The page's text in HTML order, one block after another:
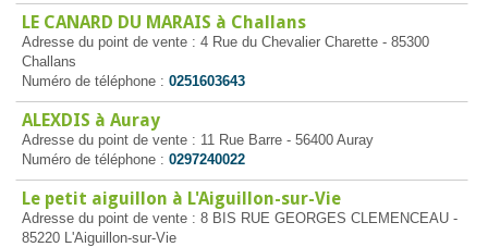
LE CANARD DU MARAIS à Challans
Adresse du point de vente : 4 Rue du Chevalier Charette - 85300
Challans
Numéro de téléphone : 0251603643
ALEXDIS à Auray
Adresse du point de vente : 11 Rue Barre - 56400 Auray
Numéro de téléphone : 0297240022
Le petit aiguillon à L'Aiguillon-sur-Vie
Adresse du point de vente : 8 BIS RUE GEORGES CLEMENCEAU -
85220 L'Aiguillon-sur-Vie